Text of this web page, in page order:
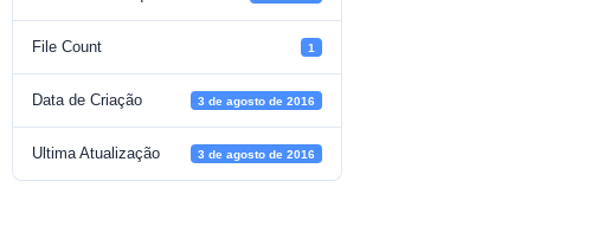
File Count 1
Data de Criação 3 de agosto de 2016
Ultima Atualização 3 de agosto de 2016